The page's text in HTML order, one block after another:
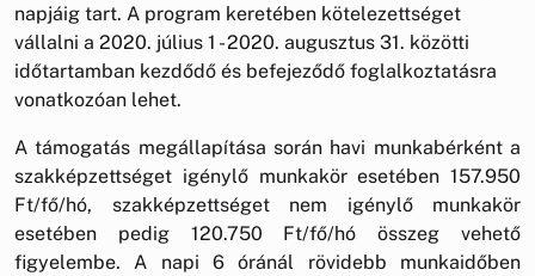
napjáig tart. A program keretében kötelezettséget
vállalni a 2020. július 1 - 2020. augusztus 31. közötti
időtartamban kezdődő és befejeződő foglalkoztatásra
vonatkozóan lehet.
A támogatás megállapítása során havi munkabérként a
szakképzettséget igénylő munkakör esetében 157.950
Ft/fő/hó, szakképzettséget nem igénylő munkakör
esetében pedig 120.750 Ft/fő/hó összeg vehető
figyelembe. A napi 6 óránál rövidebb munkaidőben